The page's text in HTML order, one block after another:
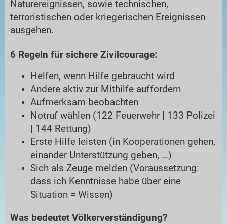
Naturereignissen, sowie technischen,
terroristischen oder kriegerischen Ereignissen
ausgehen.
6 Regeln für sichere Zivilcourage:
Helfen, wenn Hilfe gebraucht wird
Andere aktiv zur Mithilfe auffordern
Aufmerksam beobachten
Notruf wählen (122 Feuerwehr | 133 Polizei
| 144 Rettung)
Erste Hilfe leisten (in Kooperationen gehen,
einander Unterstützung geben, …)
Sich als Zeuge melden (Voraussetzung:
dass ich Kenntnisse habe über eine
Situation = Wissen)
Was bedeutet Völkerverständigung?